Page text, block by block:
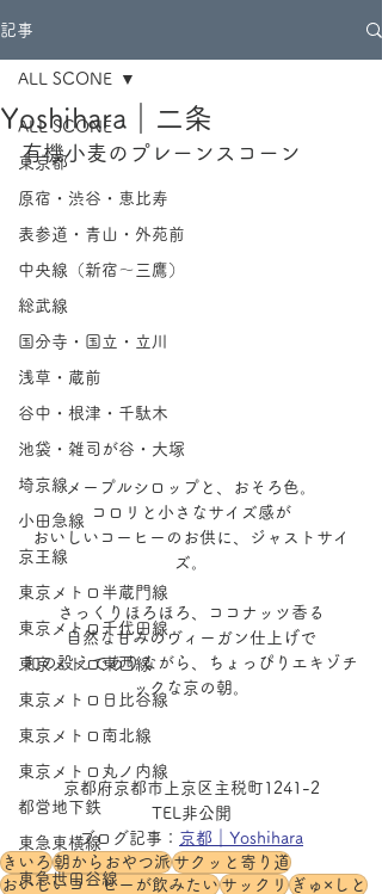
記事
ALL SCONE
東京都
原宿・渋谷・恵比寿
表参道・青山・外苑前
中央線（新宿～三鷹）
総武線
国分寺・国立・立川
浅草・蔵前
谷中・根津・千駄木
池袋・雑司が谷・大塚
埼京線
小田急線
京王線
東京メトロ半蔵門線
東京メトロ千代田線
東京メトロ東西線
東京メトロ日比谷線
東京メトロ南北線
東京メトロ丸ノ内線
都営地下鉄
東急東横線
東急世田谷線
ALL SCONE
Yoshihara｜二条
有機小麦のプレーンスコーン
メープルシロップと、おそろ色。
コロリと小さなサイズ感が
おいしいコーヒーのお供に、ジャストサイ
ズ。
さっくりほろほろ、ココナッツ香る
自然な甘みのヴィーガン仕上げで
和の設えでありながら、ちょっぴりエキゾチ
ックな京の朝。
京都府京都市上京区主税町1241-2
TEL非公開
ブログ記事： 京都｜Yoshihara
きいろ朝からおやつ派サクッと寄り道
おいしいコーヒーが飲みたいサックリぎゅ×しと